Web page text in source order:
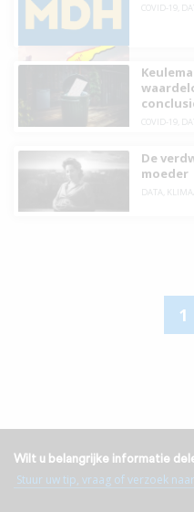
COVID-19,
COVID-19,
De
moeder
DATA
1
Wilt u belangrijke informatie
Stuur uw tip, vraag of verzoek